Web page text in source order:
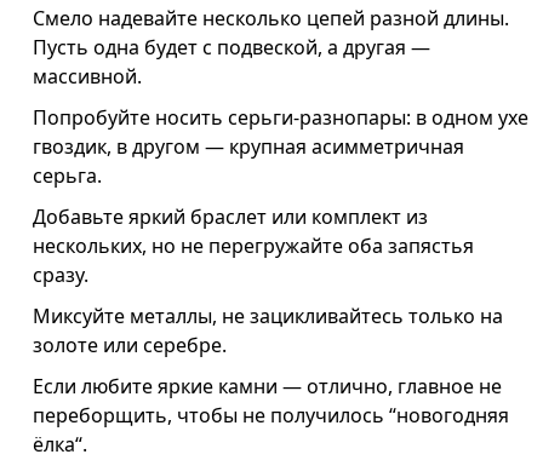
Смело надевайте несколько цепей разной длины.
Пусть одна будет с подвеской, а другая —
массивной.
Попробуйте носить серьги-разнопары: в одном ухе
гвоздик, в другом — крупная асимметричная
серьга.
Добавьте яркий браслет или комплект из
нескольких, но не перегружайте оба запястья
сразу.
Миксуйте металлы, не зацикливайтесь только на
золоте или серебре.
Если любите яркие камни — отлично, главное не
переборщить, чтобы не получилось “новогодняя
ёлка“.